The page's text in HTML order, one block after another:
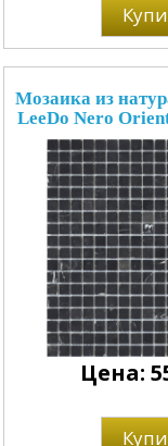
Мозаика из
LeeDo Nero
Цена: